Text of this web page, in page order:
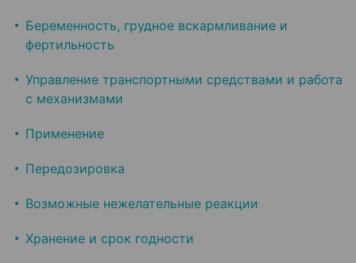
Беременность, грудное вскармливание и
фертильность
Управление транспортными средствами и работа
с механизмами
Применение
Передозировка
Возможные нежелательные реакции
Хранение и срок годности